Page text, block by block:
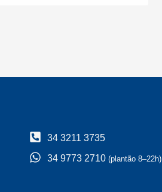
34 3211 3735
34 9773 2710 (plantão 8–22h)